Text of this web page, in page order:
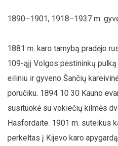
1890–1901, 1918–1937 m.
1881 m. karo tarnybą pradėjo
109-ąjį Volgos pėstininkų pulką
eiliniu ir gyveno Šančių
poručiku. 1894 10 30 Kauno
susituokė su vokiečių kilmės
Hasfordaite. 1901 m. suteikus
perkeltas į Kijevo karo